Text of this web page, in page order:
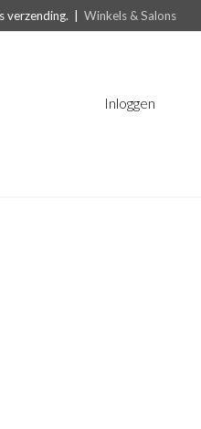
verzending. |Winkels & Salons
Inloggen